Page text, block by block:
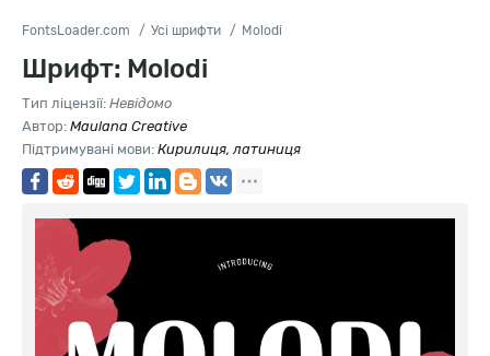
FontsLoader.com Усі шрифти Molodi
Шрифт: Molodi
Тип ліцензії: Невідомо
Автор: Maulana Creative
Підтримувані мови: Кирилиця, латиниця